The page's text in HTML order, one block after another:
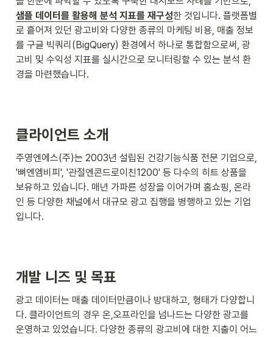
샘플 데이터를 활용해 분석 지표를 재구성한 것입니다. 플랫폼별
로 흩어져 있던 광고비와 다양한 종류의 마케팅 비용, 매출 정보
를 구글 빅쿼리(BigQuery) 환경에서 하나로 통합함으로써, 광
고비 및 수익성 지표를 실시간으로 모니터링할 수 있는 분석 환
경을 마련했습니다.
클라이언트 소개
주영엔에스(주)는 2003년 설립된 건강기능식품 전문 기업으로,
'뼈엔엠비피', '관절엔콘드로이친1200' 등 다수의 히트 상품을
보유하고 있습니다. 매년 가파른 성장을 이어가며 홈쇼핑, 온라
인 등 다양한 채널에서 대규모 광고 집행을 병행하고 있는 기업
입니다.
개발 니즈 및 목표
광고 데이터는 매출 데이터만큼이나 방대하고, 형태가 다양합니
다. 클라이언트의 경우 온,오프라인을 넘나드는 다양한 광고를
운영하고 있었습니다. 다양한 종류의 광고비에 대한 지출이 어느